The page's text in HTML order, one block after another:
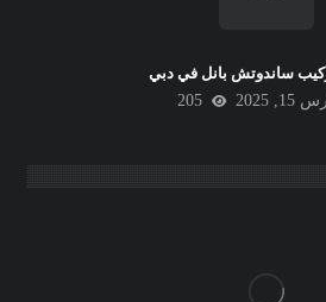
ساندوتش بانل في دبي
2025
205